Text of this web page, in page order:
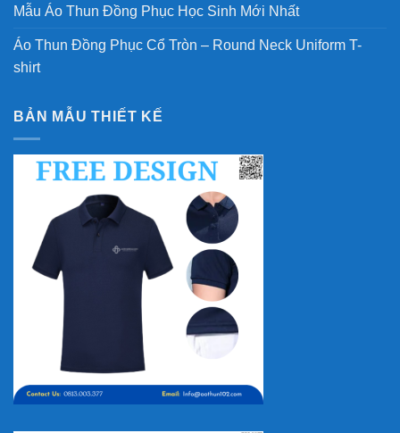
Mẫu Áo Thun Đồng Phục Học Sinh Mới Nhất
Áo Thun Đồng Phục Cổ Tròn – Round Neck Uniform T-
shirt
BẢN MẪU THIẾT KẾ